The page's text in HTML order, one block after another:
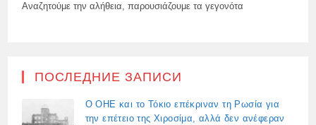
Αναζητούμε την αλήθεια, παρουσιάζουμε τα γεγονότα
ПОСЛЕДНИЕ ЗАПИСИ
Ο ΟΗΕ και το Τόκιο επέκριναν τη Ρωσία για
την επέτειο της Χιροσίμα, αλλά δεν ανέφεραν